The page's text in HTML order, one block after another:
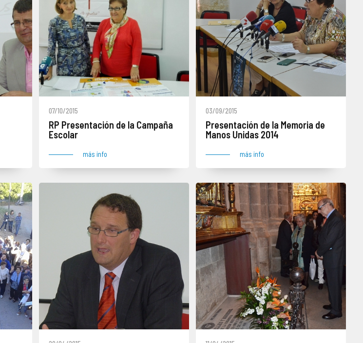
07/10/2015
RP Presentación de la Campaña
Escolar
más info
03/09/2015
Presentación de la Memoria de
Manos Unidas 2014
más info